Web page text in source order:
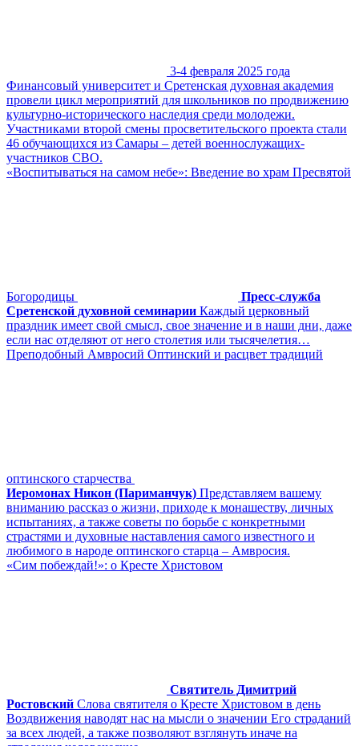
3-4 февраля 2025 года
Финансовый университет и Сретенская духовная академия
провели цикл мероприятий для школьников по продвижению
культурно-исторического наследия среди молодежи.
Участниками второй смены просветительского проекта стали
46 обучающихся из Самары – детей военнослужащих-
участников СВО.
«Воспитываться на самом небе»: Введение во храм Пресвятой
Богородицы
Пресс-служба
Сретенской духовной семинарии Каждый церковный
праздник имеет свой смысл, свое значение и в наши дни, даже
если нас отделяют от него столетия или тысячелетия…
Преподобный Амвросий Оптинский и расцвет традиций
оптинского старчества
Иеромонах Никон (Париманчук) Представляем вашему
вниманию рассказ о жизни, приходе к монашеству, личных
испытаниях, а также советы по борьбе с конкретными
страстями и духовные наставления самого известного и
любимого в народе оптинского старца – Амвросия.
«Сим побеждай!»: о Кресте Христовом
Святитель Димитрий
Ростовский Слова святителя о Кресте Христовом в день
Воздвижения наводят нас на мысли о значении Его страданий
за всех людей, а также позволяют взглянуть иначе на